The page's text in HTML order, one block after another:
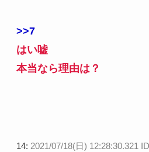
>>7
はい嘘
本当なら理由は？
14: 2021/07/18(日) 12:28:30.321